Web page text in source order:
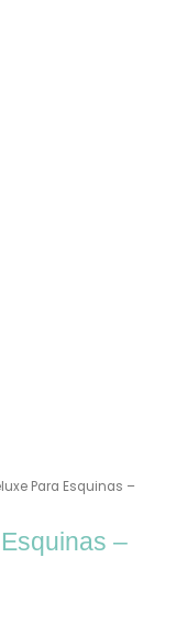
Para Esquinas –
–